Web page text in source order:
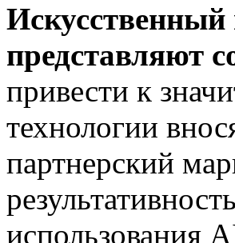
Искусственный
представляют
привести к
технологии
партнерский
использования